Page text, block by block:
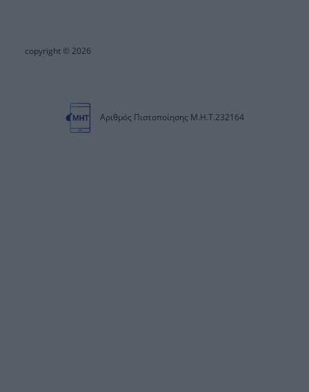
copyright © 2026
Αριθμός Πιστοποίησης Μ.Η.Τ.232164